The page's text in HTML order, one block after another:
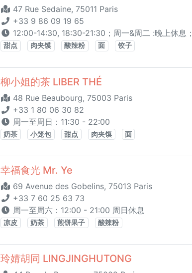
47 Rue Sedaine, 75011 Paris
+33 9 86 09 19 65
12:00-14:30, 18:30-21:30；周一&周二 :晚上休
甜点 肉夹馍 酸辣粉 面 饺子
柳小姐的茶 LIBER THÉ
48 Rue Beaubourg, 75003 Paris
+33 1 80 06 30 82
周一至周日：11:30 - 22:00
奶茶 小笼包 甜点 肉夹馍 面
幸福食光 Mr. Ye
69 Avenue des Gobelins, 75013 Paris
+33 7 60 25 63 73
周一至周六：12:00 - 21:00 周日休息
凉皮 奶茶 煎饼果子 酸辣粉
玲婧胡同 LINGJINGHUTONG